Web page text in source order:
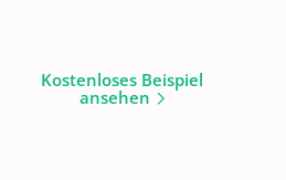
Kostenloses Beispiel
ansehen